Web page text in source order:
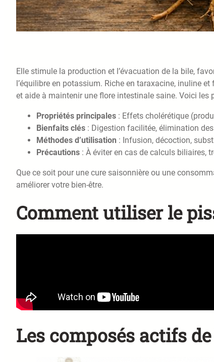
Elle stimule la production et l’évacuation de la bile,
l’équilibre en potassium. Riche en taraxacine, inuline
et aide à maintenir une flore intestinale saine. Voici les
Propriétés principales : Effets cholérétique
Bienfaits clés : Digestion facilitée, élimination
Méthodes d’utilisation : Infusion, décoction,
Précautions : À éviter en cas de calculs biliaires,
Que ce soit pour une cure saisonnière ou une
améliorer votre bien-être.
Comment utiliser le
Les composés actifs